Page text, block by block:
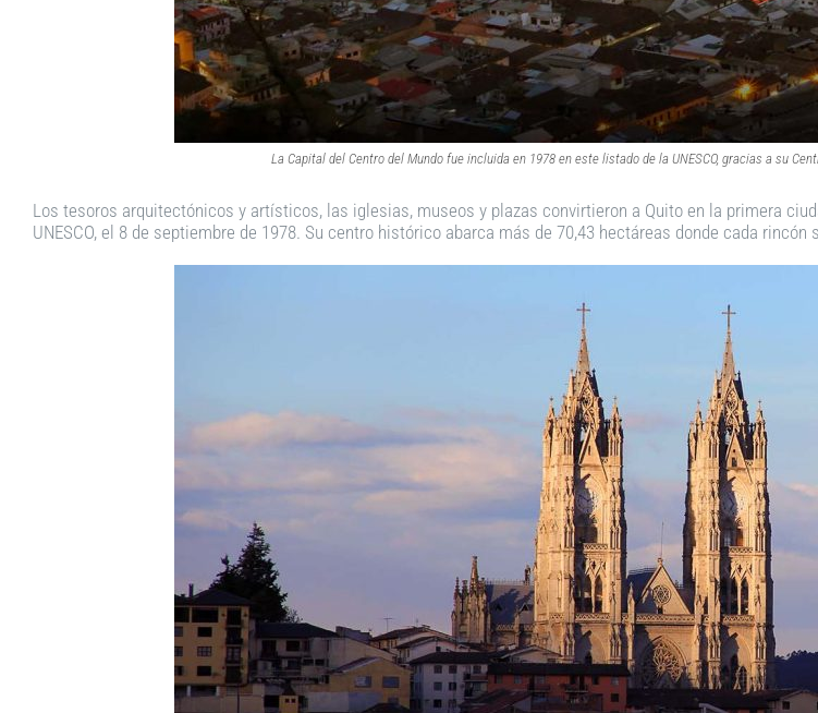
La Capital del Centro del Mundo fue incluida en 1978 en este listado de la UNESCO, gracias a su
Los tesoros arquitectónicos y artísticos, las iglesias, museos y plazas convirtieron a Quito en la primera
UNESCO, el 8 de septiembre de 1978. Su centro histórico abarca más de 70,43 hectáreas donde cada